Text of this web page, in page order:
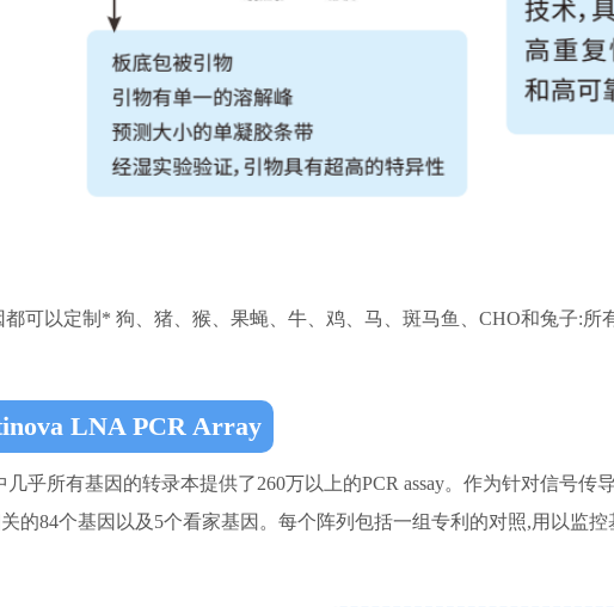
可以定制* 狗、猪、猴、果蝇、牛、鸡、马、斑马鱼、CHO和兔子:所
LNA PCR Array
乎所有基因的转录本提供了260万以上的PCR assay。作为针对信号传
的84个基因以及5个看家基因。每个阵列包括一组专利的对照,用以监